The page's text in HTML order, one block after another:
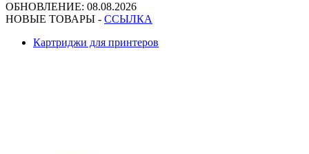
ОБНОВЛЕНИЕ: 08.08.2026
НОВЫЕ ТОВАРЫ - ССЫЛКА
Картриджи для принтеров